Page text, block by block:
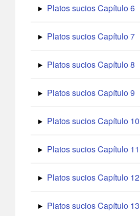
Platos sucios Capítulo 6
Platos sucios Capítulo 7
Platos sucios Capítulo 8
Platos sucios Capítulo 9
Platos sucios Capítulo 10
Platos sucios Capítulo 11
Platos sucios Capítulo 12
Platos sucios Capítulo 13